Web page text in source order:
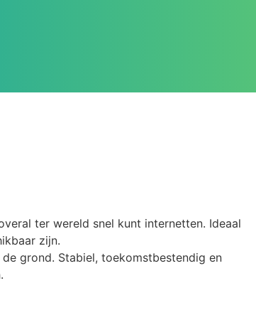
ter wereld snel kunt internetten. Ideaal
zijn.
grond. Stabiel, toekomstbestendig en